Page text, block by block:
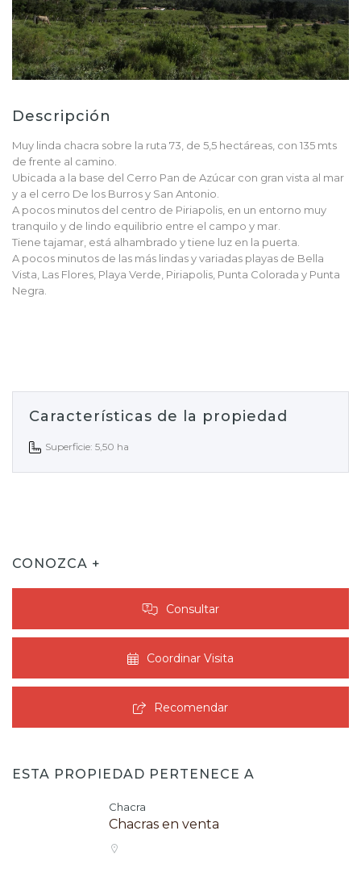
Descripción
Muy linda chacra sobre la ruta 73, de 5,5 hectáreas, con 135 mts
de frente al camino.
Ubicada a la base del Cerro Pan de Azúcar con gran vista al mar
y a el cerro De los Burros y San Antonio.
A pocos minutos del centro de Piriapolis, en un entorno muy
tranquilo y de lindo equilibrio entre el campo y mar.
Tiene tajamar, está alhambrado y tiene luz en la puerta.
A pocos minutos de las más lindas y variadas playas de Bella
Vista, Las Flores, Playa Verde, Piriapolis, Punta Colorada y Punta
Negra.
Características de la propiedad
Superficie: 5,50 ha
CONOZCA +
Consultar
Coordinar Visita
Recomendar
ESTA PROPIEDAD PERTENECE A
Chacra
Chacras en venta